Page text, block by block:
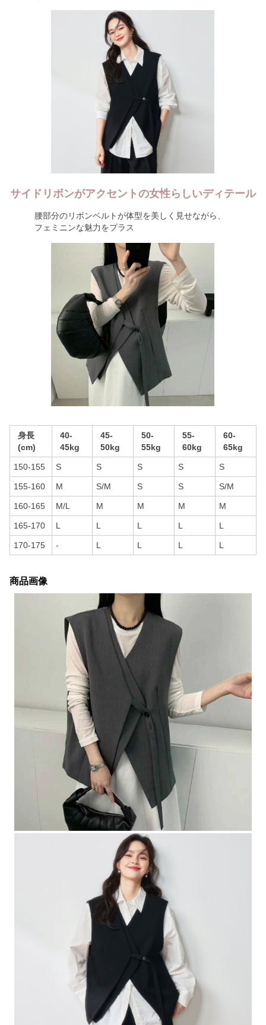
サイドリボンがアクセントの女性らしいディテール
腰部分のリボンベルトが体型を美しく見せながら、
フェミニンな魅力をプラス
身長
(cm)
40-
45kg
45-
50kg
50-
55kg
55-
60kg
60-
65kg
150-155 S S S S S
155-160 M S/M S S S/M
160-165 M/L M M M M
165-170 L L L L L
170-175 - L L L L
商品画像